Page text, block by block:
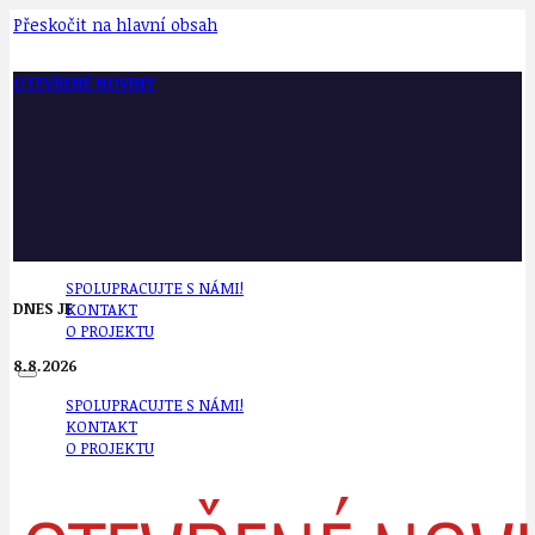
Přeskočit na hlavní obsah
OTEVŘENÉ NOVINY
SPOLUPRACUJTE S NÁMI!
KONTAKT
O PROJEKTU
SPOLUPRACUJTE S NÁMI!
KONTAKT
O PROJEKTU
DNES JE
8.8.2026